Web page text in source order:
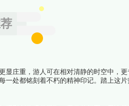
庄重，游人可在相对清静的时空中，
处都铭刻着不朽的精神印记。踏上这